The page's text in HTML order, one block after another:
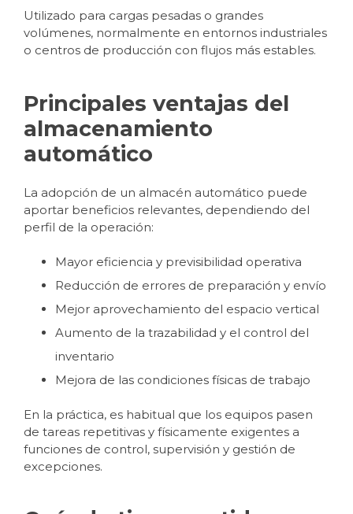
Utilizado para cargas pesadas o grandes
volúmenes, normalmente en entornos industriales
o centros de producción con flujos más estables.
Principales ventajas del
almacenamiento
automático
La adopción de un almacén automático puede
aportar beneficios relevantes, dependiendo del
perfil de la operación:
Mayor eficiencia y previsibilidad operativa
Reducción de errores de preparación y envío
Mejor aprovechamiento del espacio vertical
Aumento de la trazabilidad y el control del
inventario
Mejora de las condiciones físicas de trabajo
En la práctica, es habitual que los equipos pasen
de tareas repetitivas y físicamente exigentes a
funciones de control, supervisión y gestión de
excepciones.